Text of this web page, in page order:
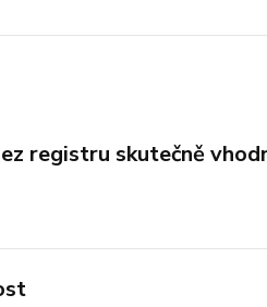
registru skutečně